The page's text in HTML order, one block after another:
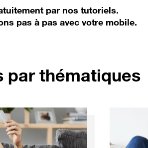
par nos tutoriels.
pas à pas avec votre mobile.
par thématiques